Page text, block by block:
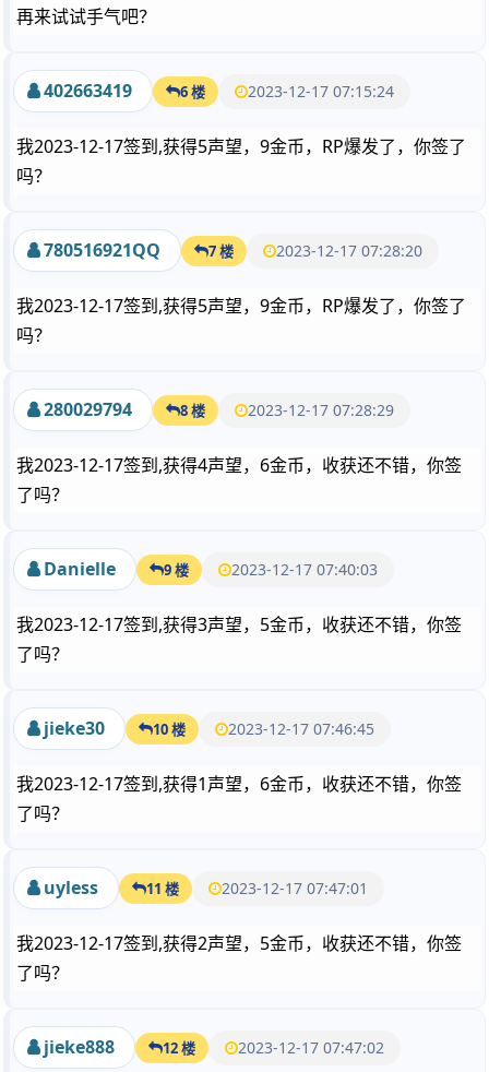
再来试试手气吧？
402663419 6 楼 2023-12-17 07:15:24
我2023-12-17签到,获得5声望，9金币，RP爆发了，你签了
吗？
780516921QQ 7 楼 2023-12-17 07:28:20
我2023-12-17签到,获得5声望，9金币，RP爆发了，你签了
吗？
280029794 8 楼 2023-12-17 07:28:29
我2023-12-17签到,获得4声望，6金币，收获还不错，你签
了吗？
Danielle 9 楼 2023-12-17 07:40:03
我2023-12-17签到,获得3声望，5金币，收获还不错，你签
了吗？
jieke30 10 楼 2023-12-17 07:46:45
我2023-12-17签到,获得1声望，6金币，收获还不错，你签
了吗？
uyless 11 楼 2023-12-17 07:47:01
我2023-12-17签到,获得2声望，5金币，收获还不错，你签
了吗？
jieke888 12 楼 2023-12-17 07:47:02